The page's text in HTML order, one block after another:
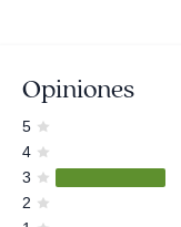
Opiniones
5
4
3
2